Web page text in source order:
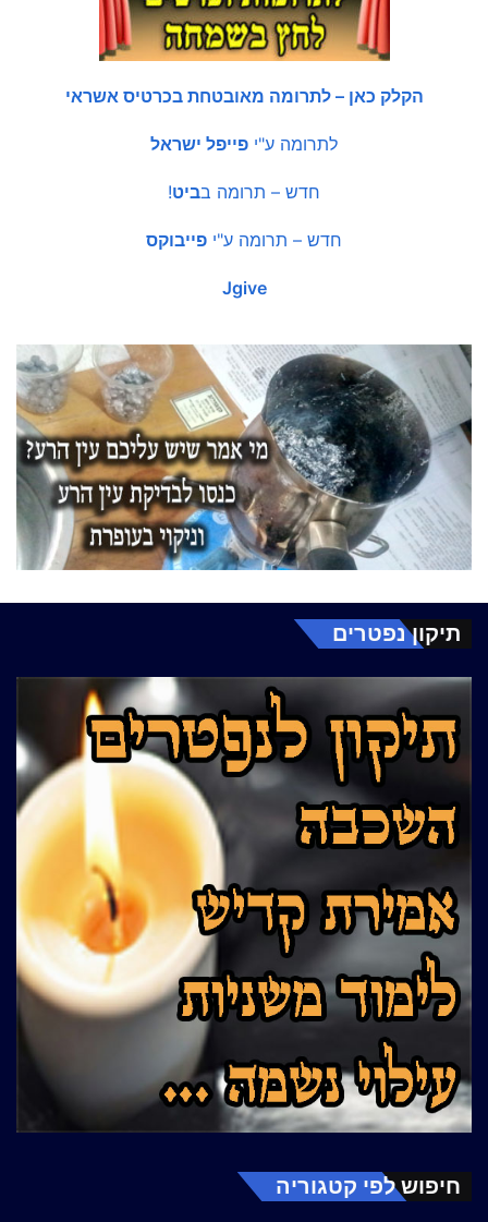
הקלק כאן – לתרומה מאובטחת בכרטיס אשראי
לתרומה ע"י פייפל ישראל
חדש – תרומה בביט!
חדש – תרומה ע"י פייבוקס
Jgive
תיקון נפטרים
חיפוש לפי קטגוריה